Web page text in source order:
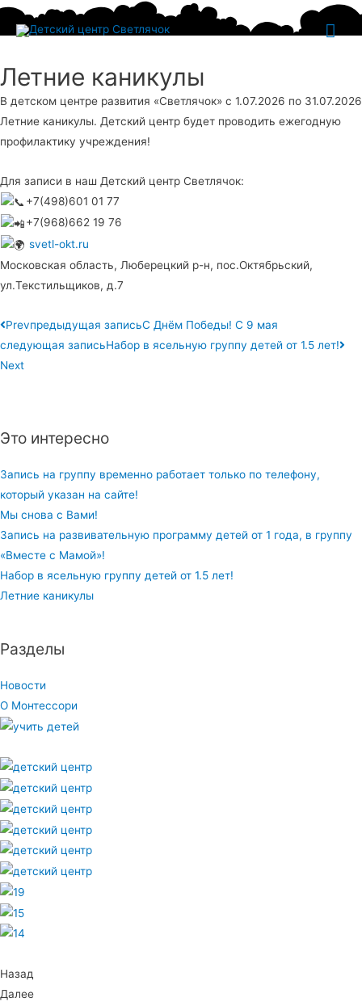
Летние каникулы
В детском центре развития «Светлячок» с 1.07.2026 по 31.07.2026
Летние каникулы. Детский центр будет проводить ежегодную
профилактику учреждения!
Для записи в наш Детский центр Светлячок:
+7(498)601 01 77
+7(968)662 19 76
svetl-okt.ru
Московская область, Люберецкий р-н, пос.Октябрьский,
ул.Текстильщиков, д.7
Prevпредыдущая записьС Днём Победы! С 9 мая
следующая записьНабор в ясельную группу детей от 1.5 лет!
Next
Это интересно
Запись на группу временно работает только по телефону,
который указан на сайте!
Мы снова с Вами!
Запись на развивательную программу детей от 1 года, в группу
«Вместе с Мамой»!
Набор в ясельную группу детей от 1.5 лет!
Летние каникулы
Разделы
Новости
О Монтессори
Назад
Далее